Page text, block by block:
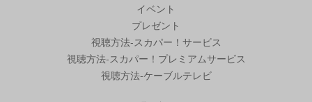
イベント
プレゼント
視聴方法-スカパー！サービス
視聴方法-スカパー！プレミアムサービス
視聴方法-ケーブルテレビ